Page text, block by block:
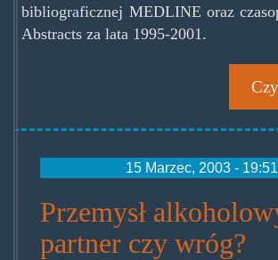
bibliograficznej MEDLINE oraz
Abstracts za lata 1995-2001.
15 Marzec, 2003 - 19:51
Przemysł
partner czy wróg?